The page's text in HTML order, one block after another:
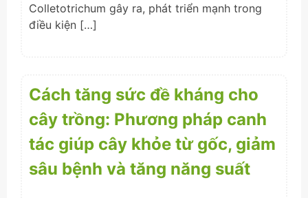
Colletotrichum gây ra, phát triển mạnh trong
điều kiện […]
Cách tăng sức đề kháng cho
cây trồng: Phương pháp canh
tác giúp cây khỏe từ gốc, giảm
sâu bệnh và tăng năng suất